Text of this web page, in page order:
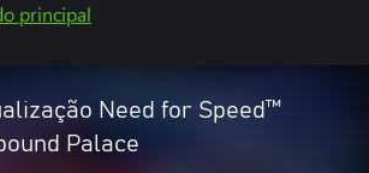
principal
Need for Speed™
Palace